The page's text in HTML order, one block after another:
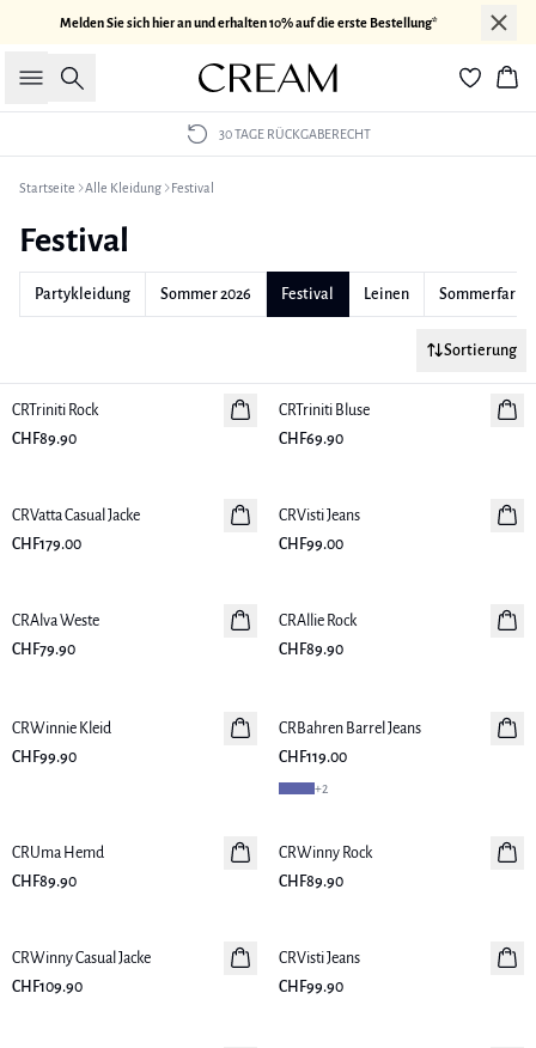
Melden Sie sich hier an und erhalten 10% auf die erste Bestellung*
Suche
30 TAGE RÜCKGABERECHT
Startseite Alle Kleidung Festival
Festival
Partykleidung Sommer 2026 Festival Leinen
Sortierung
Neuheiten
CRTriniti Rock
CHF89.90
Neuheiten
CRTriniti Bluse
CHF69.90
Neuheiten
CRVatta Casual Jacke
CHF179.00
Neuheiten
CRVisti Jeans
CHF99.00
Neuheiten
CRAlva Weste
CHF79.90
Neuheiten
CRAllie Rock
CHF89.90
Neuheiten
CRWinnie Kleid
CHF99.90
Neuheiten
CRBahren Barrel Jeans
CHF119.00
+2
Neuheiten
CRUma Hemd
CHF89.90
Neuheiten
CRWinny Rock
CHF89.90
Neuheiten
CRWinny Casual Jacke
CHF109.90
Neuheiten
CRVisti Jeans
CHF99.90